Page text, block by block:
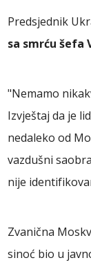
Predsjednik
sa smrću šefa
"Nemamo
Izvještaj da je
nedaleko od
vazdušni
nije
Zvanična
sinoć bio u